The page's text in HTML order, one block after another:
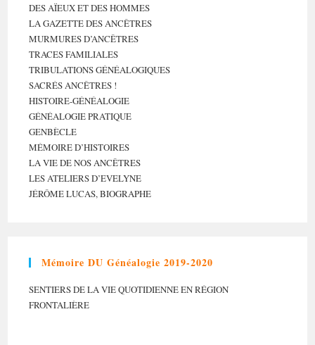
DES AÏEUX ET DES HOMMES
LA GAZETTE DES ANCÊTRES
MURMURES D’ANCÊTRES
TRACES FAMILIALES
TRIBULATIONS GÉNÉALOGIQUES
SACRÉS ANCÊTRES !
HISTOIRE-GÉNÉALOGIE
GÉNÉALOGIE PRATIQUE
GENBÈCLE
MÉMOIRE D’HISTOIRES
LA VIE DE NOS ANCÊTRES
LES ATELIERS D’EVELYNE
JÉRÔME LUCAS, BIOGRAPHE
Mémoire DU Généalogie 2019-2020
SENTIERS DE LA VIE QUOTIDIENNE EN RÉGION
FRONTALIÈRE